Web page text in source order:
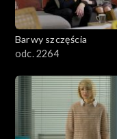
Barwy szczęścia
odc. 2264